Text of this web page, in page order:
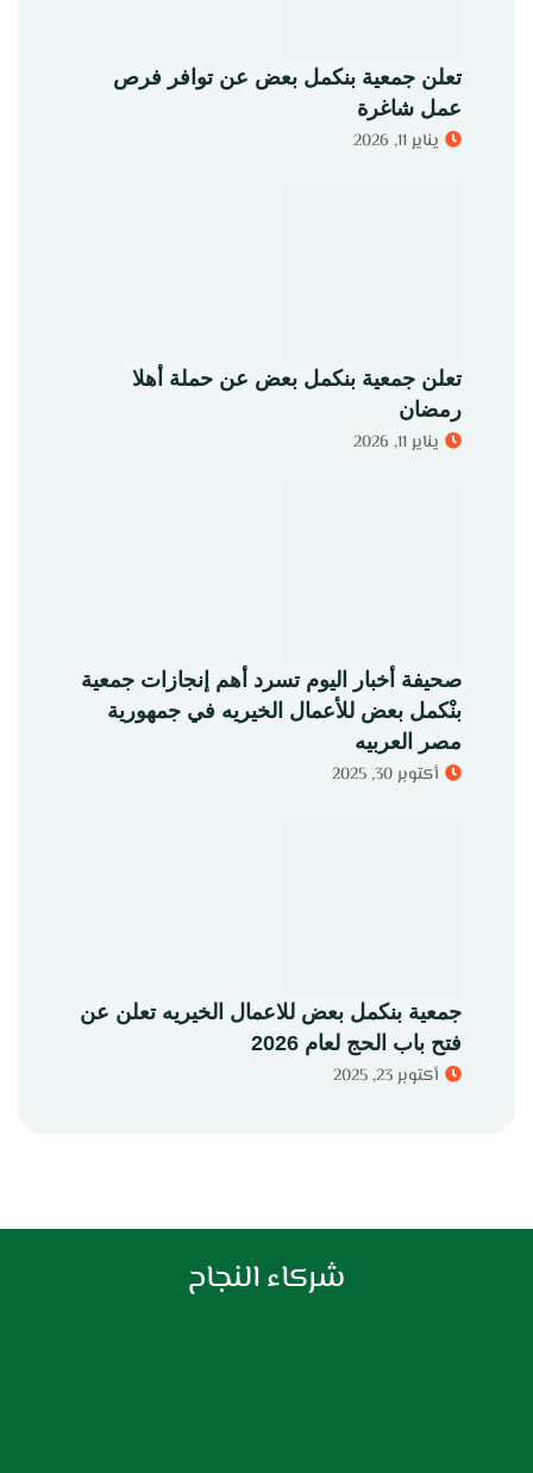
تعلن جمعية بنكمل بعض عن توافر فرص
عمل شاغرة
يناير 11, 2026
تعلن جمعية بنكمل بعض عن حملة أهلا
رمضان
يناير 11, 2026
صحيفة أخبار اليوم تسرد أهم إنجازات جمعية
بنْكمل بعض للأعمال الخيريه في جمهورية
مصر العربيه
أكتوبر 30, 2025
جمعية بنكمل بعض للاعمال الخيريه تعلن عن
فتح باب الحج لعام 2026
أكتوبر 23, 2025
شركاء النجاح